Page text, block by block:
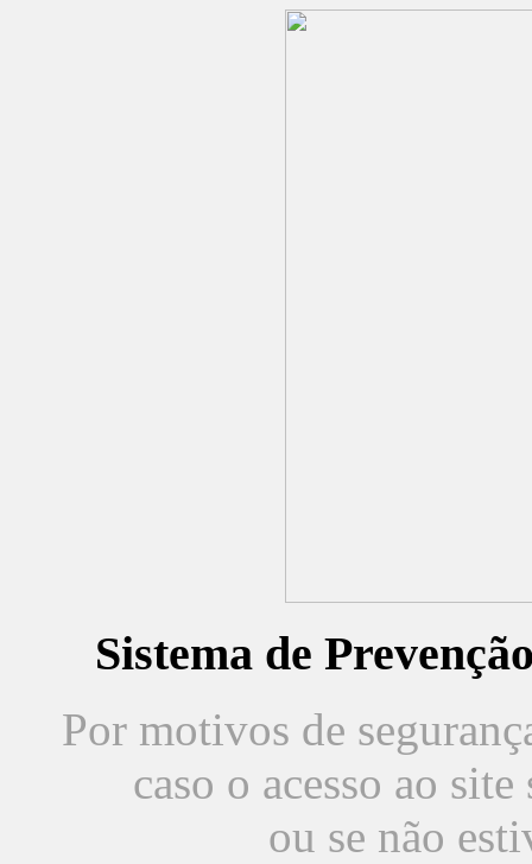
Sistema de
Por motivos de
caso o acesso ao
ou se não